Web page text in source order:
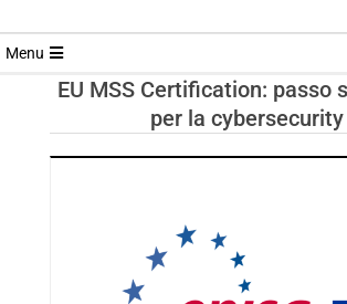
Menu
EU MSS Certification: passo
per la cybersecurity